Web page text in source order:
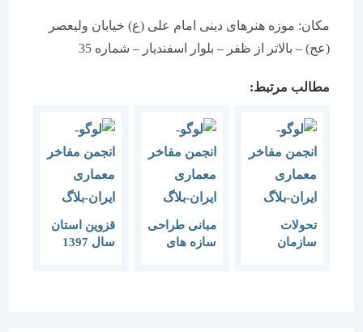
مکان: موزه هنرهای دینی امام علی (ع) خیابان ولیعصر
(عج) – بالاتر از ظفر – بلوار اسفندیار – شماره 35
مطالب مرتبط:
تحولات
سازمان
مبانی طراحی
سازه های
قزوین استان